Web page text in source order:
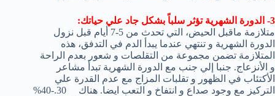
3- الدورة الشهرية تؤثر سلباً بشكل جاد علي حياتك:
متلازمة ماقبل الحيض، التي تحدث من 5-7 أيام قبل نزول
الدورة الشهرية و تنتهي عندما يبدأ الدم في التدفق، هذه
المتلازمة تضمن مجموعة من التقلصات و شعور بعدم الراحة
و الأنزعاج. جنبا إلي جنب مع الدورة الشهرية تبدأ مشاعر
الأكتئاب في الظهور و تقلبات المزاج مع عدم القدرة علي
التركيز مع وجود صداع و انتفاخ و التعب ايضا. هناك 30.-40%